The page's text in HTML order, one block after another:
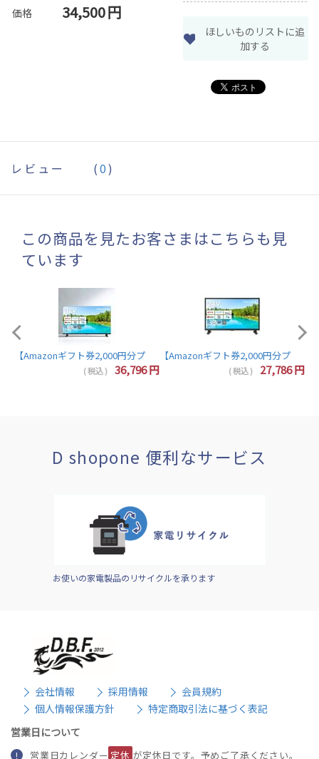
価格 34,500円
ほしいものリストに追
加する
レビュー (0)
この商品を見たお客さまはこちらも見
ています
【Amazonギフト券2,000円分プレゼント】東芝 レグザ テレビ 32インチ
( 税込 ) 36,796円 ( 税込 ) 27,786円
D shopone 便利なサービス
お使いの家電製品のリサイクルを承ります
会社情報 採用情報
会員規約
個人情報保護方針
特定商取引法に基づく表記
営業日について
! 営業日カレンダー 定休 が定休日です。予めご了承ください。